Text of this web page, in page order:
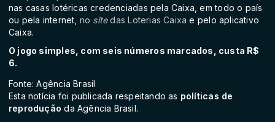
nas casas lotéricas credenciadas pela Caixa, em todo o país
ou pela internet, no sitedas Loterias Caixa e pelo aplicativo
Caixa.
O jogo simples, com seis números marcados, custa R$
6.
Fonte: Agência Brasil
Esta notícia foi publicada respeitando as políticas de
reprodução da Agência Brasil.